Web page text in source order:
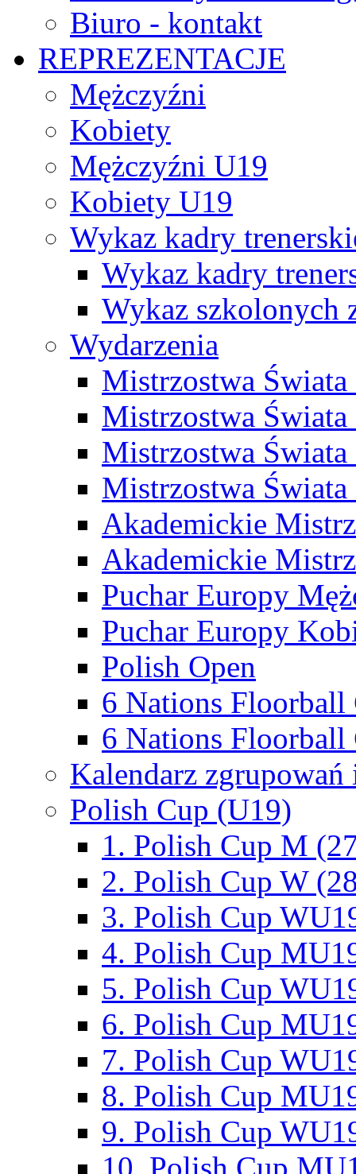
Biuro - kontakt
REPREZENTACJE
Mężczyźni
Kobiety
Mężczyźni U19
Kobiety U19
Wykaz kadry
Wykaz kadry
Wykaz szkolonych
Wydarzenia
Mistrzostwa
Mistrzostwa
Mistrzostwa
Mistrzostwa
Akademickie
Akademickie
Puchar Europy
Puchar Europy
Polish Open
6 Nations Floorball
6 Nations Floorball
Kalendarz
Polish Cup (U19)
1. Polish Cup M
2. Polish Cup W
3. Polish Cup
4. Polish Cup
5. Polish Cup
6. Polish Cup
7. Polish Cup
8. Polish Cup
9. Polish Cup
10. Polish Cup